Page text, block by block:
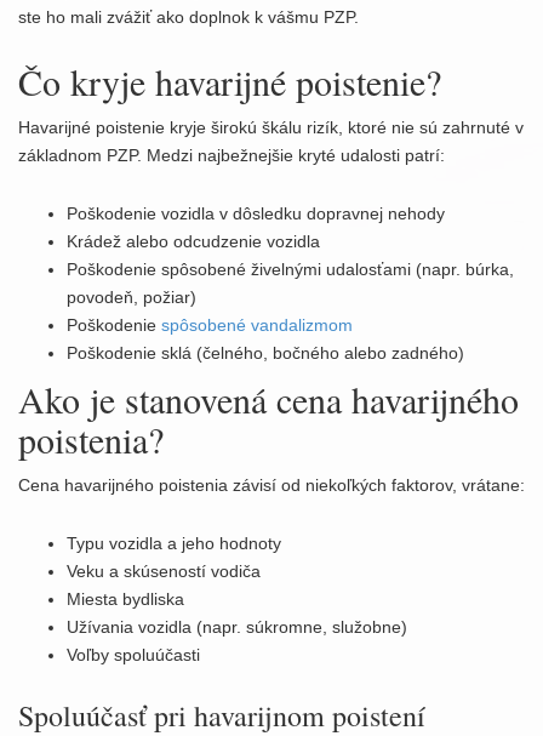
ste ho mali zvážiť ako doplnok k vášmu PZP.
Čo kryje havarijné poistenie?
Havarijné poistenie kryje širokú škálu rizík, ktoré nie sú zahrnuté v
základnom PZP. Medzi najbežnejšie kryté udalosti patrí:
Poškodenie vozidla v dôsledku dopravnej nehody
Krádež alebo odcudzenie vozidla
Poškodenie spôsobené živelnými udalosťami (napr. búrka,
povodeň, požiar)
Poškodenie spôsobené vandalizmom
Poškodenie sklá (čelného, bočného alebo zadného)
Ako je stanovená cena havarijného
poistenia?
Cena havarijného poistenia závisí od niekoľkých faktorov, vrátane:
Typu vozidla a jeho hodnoty
Veku a skúseností vodiča
Miesta bydliska
Užívania vozidla (napr. súkromne, služobne)
Voľby spoluúčasti
Spoluúčasť pri havarijnom poistení